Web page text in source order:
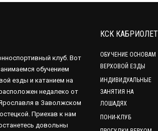
клуб. Вот
обучением
езды и катанием на
недалеко от
в Заволжском
Приехав к нам
довольны
КСК КАБРИОЛЕТ
ОБУЧЕНИЕ ОСНОВАМ
ВЕРХОВОЙ ЕЗДЫ
ИНДИВИДУАЛЬНЫЕ
ЗАНЯТИЯ НА
ЛОШАДЯХ
ПОНИ-КЛУБ